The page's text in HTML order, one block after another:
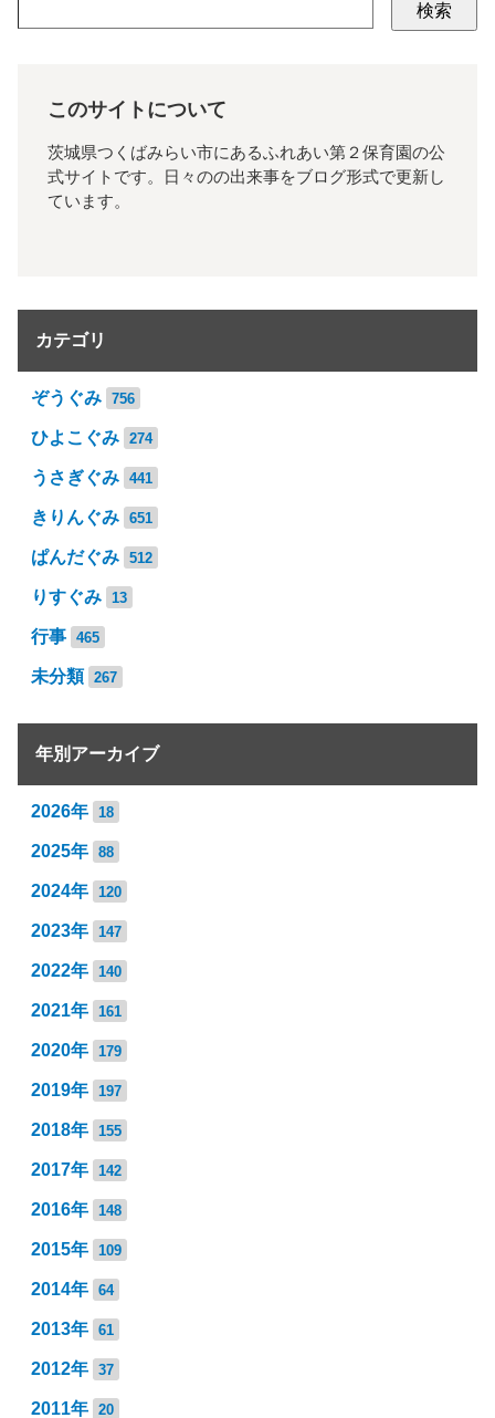
検索
このサイトについて
茨城県つくばみらい市にあるふれあい第２保育園の公
式サイトです。日々のの出来事をブログ形式で更新し
ています。
カテゴリ
ぞうぐみ 756
ひよこぐみ 274
うさぎぐみ 441
きりんぐみ 651
ぱんだぐみ 512
りすぐみ 13
行事 465
未分類 267
年別アーカイブ
2026年 18
2025年 88
2024年 120
2023年 147
2022年 140
2021年 161
2020年 179
2019年 197
2018年 155
2017年 142
2016年 148
2015年 109
2014年 64
2013年 61
2012年 37
2011年 20